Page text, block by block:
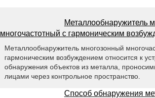
Металлообнаружитель
многочастотный с гармоническим
Металлообнаружитель многозонный
гармоническим возбуждением относится к
обнаружения объектов из металла,
лицами через контрольное пространство.
Способ обнаружения